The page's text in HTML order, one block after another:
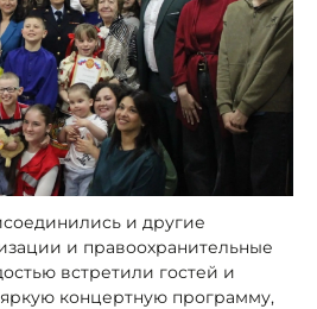
и другие
и правоохранительные
встретили гостей и
концертную программу,